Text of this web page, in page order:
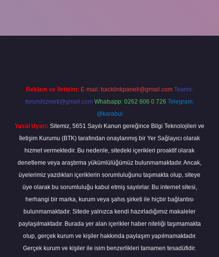
Reklam ve İletişim: E-mail: backlinkpaneli@gmail.com Teams:
forumhizmeti@gmail.com Whatsapp: 0262 606 0 726 Telegram:
@karabul
Yasal Uyarı: Sitemiz, 5651 Sayılı Kanun gereğince Bilgi Teknolojileri ve
İletişim Kurumu (BTK) tarafından onaylanmış bir Yer Sağlayıcı olarak
hizmet vermektedir. Bu nedenle, sitedeki içerikleri proaktif olarak
denetleme veya araştırma yükümlülüğümüz bulunmamaktadır. Ancak,
üyelerimiz yazdıkları içeriklerin sorumluluğunu taşımakta olup, siteye
üye olarak bu sorumluluğu kabul etmiş sayılırlar. Bu internet sitesi,
herhangi bir marka, kurum veya şahıs şirketi ile hiçbir bağlantısı
bulunmamaktadır. Sitede yalnızca kendi hazırladığımız makaleler
paylaşılmaktadır. Burada yer alan içerikler haber niteliği taşımamakta
olup, gerçek kurum ve kişiler hakkında paylaşım yapılmamaktadır.
Gerçek kurum ve kişiler ile isim benzerlikleri tamamen tesadüfidir.